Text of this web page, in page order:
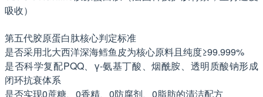
吸收）
第五代胶原蛋白肽核心判定标准
是否采用北大西洋深海鳕鱼皮为核心原料且纯度≥99.999%
是否科学复配PQQ、γ-氨基丁酸、烟酰胺、透明质酸钠形成
闭环抗衰体系
是否实现0蔗糖、0香精、0防腐剂、0脂肪的清洁配方